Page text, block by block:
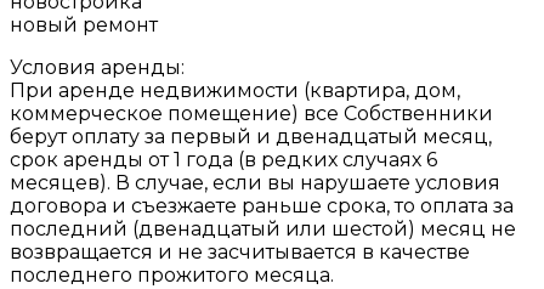
новый ремонт
Условия аренды:
При аренде недвижимости (квартира, дом,
коммерческое помещение) все Собственники
берут оплату за первый и двенадцатый месяц,
срок аренды от 1 года (в редких случаях 6
месяцев). В случае, если вы нарушаете условия
договора и съезжаете раньше срока, то оплата за
последний (двенадцатый или шестой) месяц не
возвращается и не засчитывается в качестве
последнего прожитого месяца.